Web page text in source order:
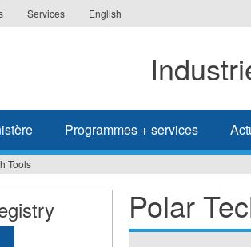
Services English
Programmes + services
Tools
Polar